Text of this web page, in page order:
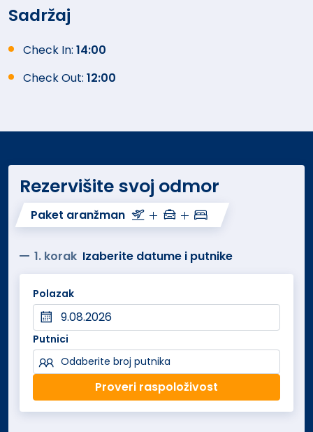
Svaka smeštajna jedinica ima:
balkon, TV sa satelitskim kanalima, frižider, kuhinjski
internet i toaletni pribor.
pranja i peglanja.
Usluga:Noćenje sa doručkom
Sadržaj
Check In: 14:00
Check Out: 12:00
Rezervišite svoj odmor
Paket aranžman
1. korak Izaberite datume i putnike
Polazak
Putnici
Odaberite broj putnika
Proveri raspoloživost